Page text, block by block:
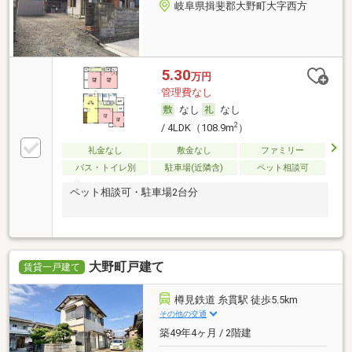
岐阜県揖斐郡大野町大字西方
5.30万円
管理費なし
なし
なし
/ 4LDK（108.9m2）
礼金なし 敷金なし
ファミリー
バス・トイレ別
駐車場(近隣含) ペット相談可
ペット相談可・駐車場2台分
賃貸一戸建て 大野町戸建て
樽見鉄道 糸貫駅 徒歩5.5km
その他の交通
築49年4ヶ月 / 2階建